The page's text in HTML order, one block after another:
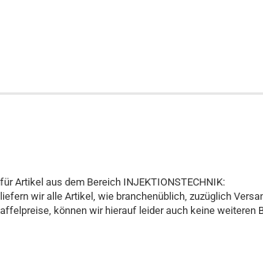
Artikel aus dem Bereich INJEKTIONSTECHNIK:
wir alle Artikel, wie branchenüblich, zuzüglich
können wir hierauf leider auch keine weiteren